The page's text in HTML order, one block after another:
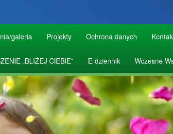
galeria Projekty Ochrona danych
„BLIŻEJ CIEBIE” E-dziennik Wczesne